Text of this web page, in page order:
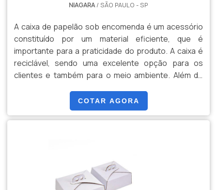
NIAGARA/ SÃO PAULO - SP
A caixa de papelão sob encomenda é um acessório
constituído por um material eficiente, que é
importante para a praticidade do produto. A caixa é
reciclável, sendo uma excelente opção para os
clientes e também para o meio ambiente. Além do
principalmente por ser um objeto leve e simples.O
PRODUTO OFERECE DIVERSAS CORES E
TAMANHOSA caixa pode ser personalizada de
COTAR AGORA